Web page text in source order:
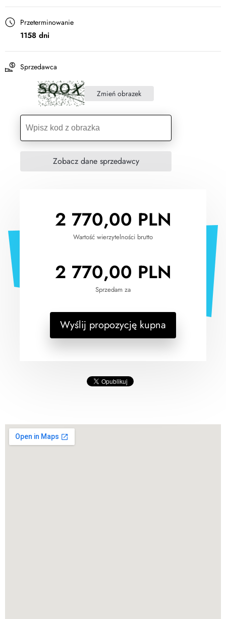
Przeterminowanie
1158 dni
Sprzedawca
Zmień obrazek
2 770,00 PLN
Wartość wierzytelności brutto
2 770,00 PLN
Sprzedam za
Wyślij propozycję kupna